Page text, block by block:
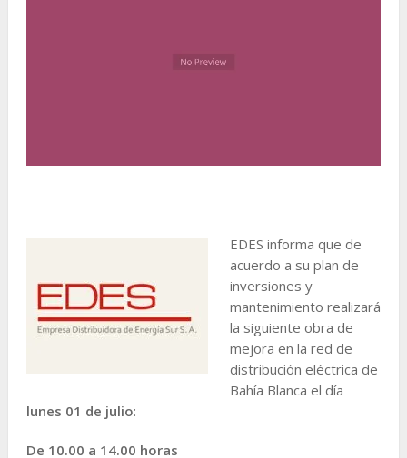
EDES informa que de
acuerdo a su plan de
inversiones y
mantenimiento realizará
la siguiente obra de
mejora en la red de
distribución eléctrica de
Bahía Blanca el día
lunes 01 de julio:
De 10.00 a 14.00 horas